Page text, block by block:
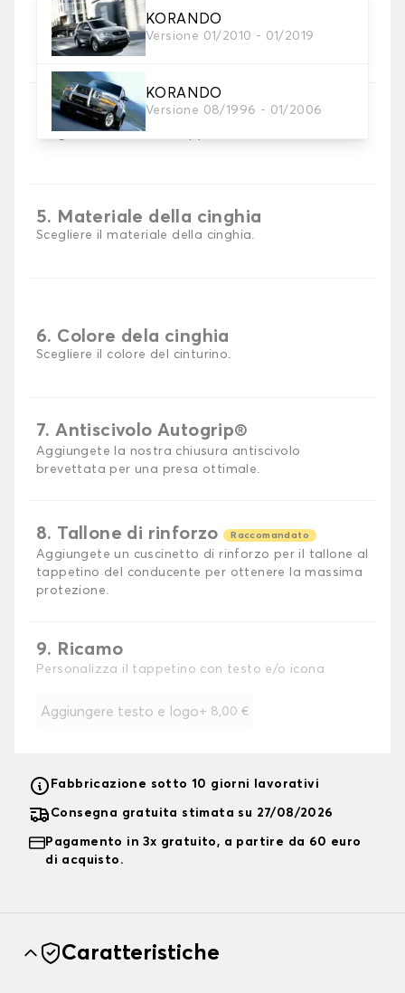
KORANDO
Versione 01/2010 - 01/2019
KORANDO
Versione 08/1996 - 01/2006
3. Set di tappetini
Selezionare il numero di tappetini per auto
necessari.
4. Colori dei tappetini
Scegli il materiale del tappetino auto.
5. Materiale della cinghia
Scegliere il materiale della cinghia.
6. Colore dela cinghia
Scegliere il colore del cinturino.
7. Antiscivolo Autogrip®
Aggiungete la nostra chiusura antiscivolo
brevettata per una presa ottimale.
8. Tallone di rinforzo Raccomandato
Aggiungete un cuscinetto di rinforzo per il tallone al
tappetino del conducente per ottenere la massima
protezione.
9. Ricamo
Personalizza il tappetino con testo e/o icona
Aggiungere testo e logo+ 8,00 €
Fabbricazione sotto 10 giorni lavorativi
Consegna gratuita stimata su 27/08/2026
Pagamento in 3x gratuito, a partire da 60 euro
di acquisto.
Caratteristiche